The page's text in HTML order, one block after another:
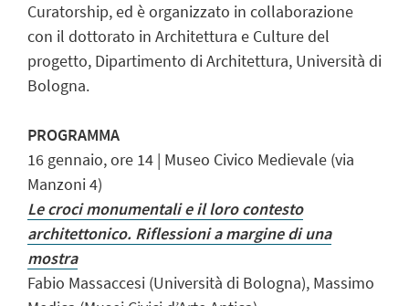
Curatorship, ed è organizzato in collaborazione
con il dottorato in Architettura e Culture del
progetto, Dipartimento di Architettura, Università di
Bologna.
PROGRAMMA
16 gennaio, ore 14 | Museo Civico Medievale (via
Manzoni 4)
Le croci monumentali e il loro contesto
architettonico. Riflessioni a margine di una
mostra
Fabio Massaccesi (Università di Bologna), Massimo